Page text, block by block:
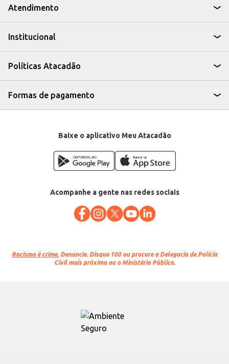
Excelente para bares, restaurantes e outros estabelecimentos que desejam
oferecer uma cachaça de qualidade aos seus clientes.
Atendimento
Institucional
Políticas Atacadão
Formas de pagamento
Baixe o aplicativo Meu Atacadão
Acompanhe a gente nas redes sociais
Racismo é crime. Denuncie. Disque 100 ou procure a Delegacia de Polícia
Civil mais próxima ou o Ministério Público.